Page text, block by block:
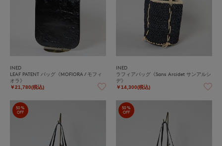
INED
LEAF PATENT バッグ《MOFIORA / モフィ
オラ》
￥21,780(税込)
INED
ラフィアバッグ《Sans Arcidet サンアルシ
デ》
￥14,300(税込)
50%
OFF
50%
OFF